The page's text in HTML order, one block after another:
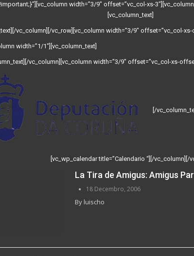
width=”3/9″ offset=”vc_col-xs-
[vc_column_text]
vc_column][/vc_row][vc_column width=”3/9″ offset=”vc_col-
width=”1/1″][vc_column_text]
vc_column][vc_column width=”3/9″ offset=”vc_col-xs-
[/
[vc_wp_calendar title=”Calendario “][/vc_column][/
La Tira de Amigus: Amigus
18 Decembro, 2006
By luischo